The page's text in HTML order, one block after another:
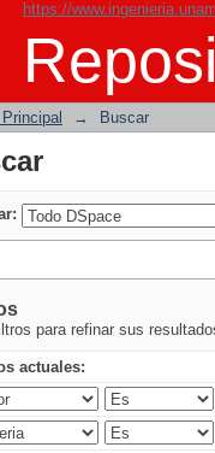
https://
→ Buscar
para refinar sus
actuales: